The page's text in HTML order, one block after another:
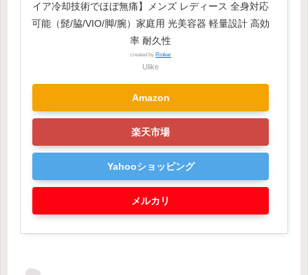
イア冷却技術でほぼ無痛】メンズ レディース 全身対応
可能（髭/脇/VIO/脚/腕）家庭用 光美容器 軽量設計 高効
率 耐久性
created by Rinker
Ulike
Amazon
楽天市場
Yahooショッピング
メルカリ